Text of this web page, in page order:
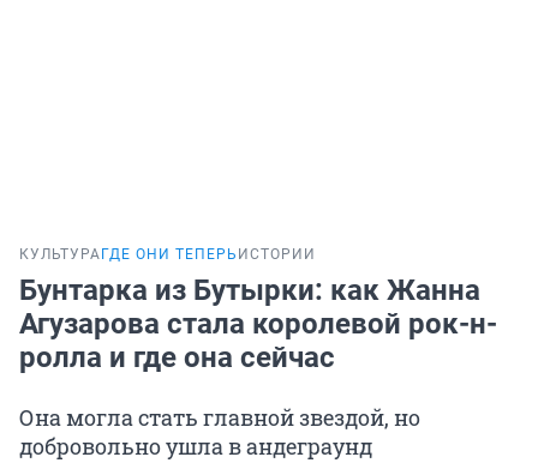
КУЛЬТУРА ГДЕ ОНИ ТЕПЕРЬ ИСТОРИИ
Бунтарка из Бутырки: как Жанна
Агузарова стала королевой рок-н-
ролла и где она сейчас
Она могла стать главной звездой, но
добровольно ушла в андеграунд